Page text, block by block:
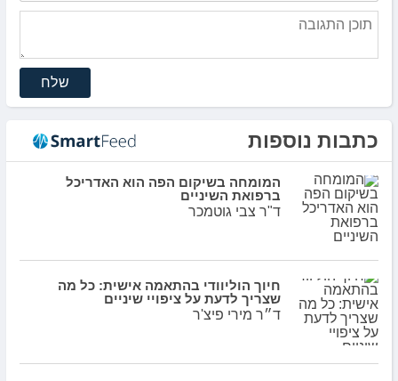
שלח
כתבות נוספות
המומחה בשיקום הפה הוא האדריכל
ברפואת השיניים
ד"ר צבי גוטמכר
חיוך הוליוודי בהתאמה אישית: כל מה
שצריך לדעת על ציפויי שיניים
ד״ר מירי פיצ'ר